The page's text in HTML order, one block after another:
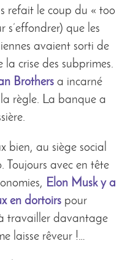
refait le coup du « too
que les
avaient sorti de
crise des subprimes.
Brothers a incarné
règle. La banque a
bien, au siège social
Toujours avec en tête
Elon Musk y a
en dortoirs pour
travailler davantage
laisse rêveur !…